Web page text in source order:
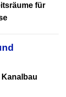
für
Kanalbau